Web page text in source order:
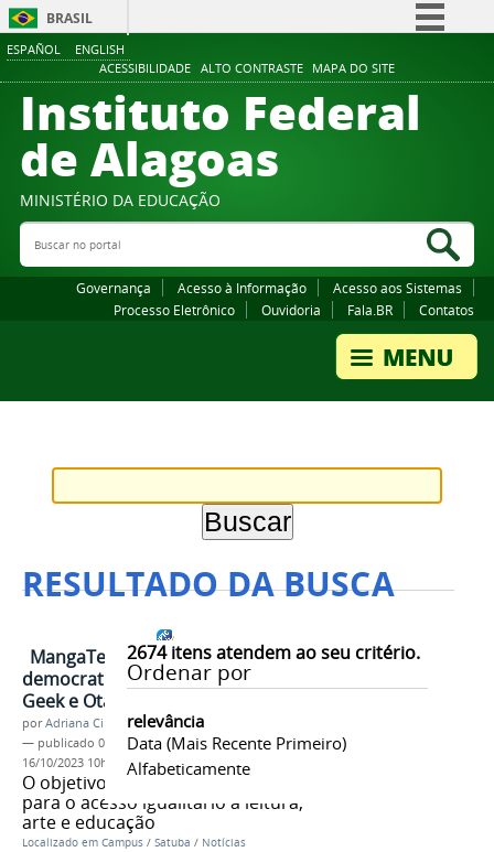
ESPAÑOL ENGLISH
ACESSIBILIDADE ALTO CONTRASTE MAPA DO SITE
BRASIL
Comunica BR
Participe
Canais
Instituto Federal
de Alagoas
MINISTÉRIO DA EDUCAÇÃO
Buscar no portal
Governança Acesso à Informação
Acesso aos Sistemas
Processo Eletrônico
Ouvidoria Fala.BR Contatos
RESULTADO DA BUSCA
2674itens atendem ao seu critério.
Ordenar por
relevância
Data (mais Recente Primeiro)
Alfabeticamente
MangaTeca comunitária
democratiza acesso à cultura
Geek e Otaku no Ifal Satuba
porAdriana Cirqueira
— publicado 02/06/2023 —última modificação
16/10/2023 10h59
O objetivo do projeto é contribuir
para o acesso igualitário à leitura,
arte e educação
Localizado em Campus / Satuba / Notícias